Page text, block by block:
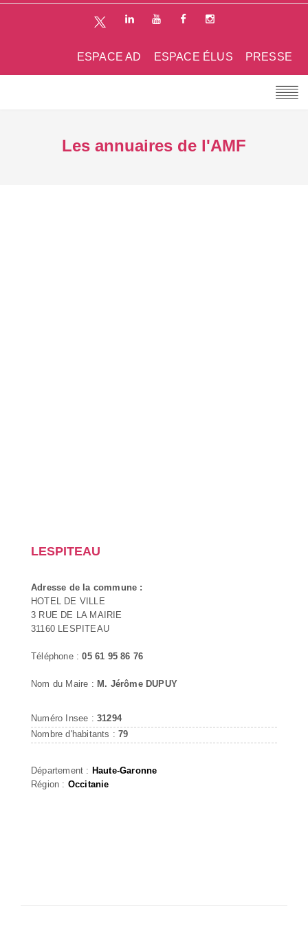
PRESSE
ESPACE ÉLUS
ESPACE AD
Les annuaires de l'AMF
LESPITEAU
Adresse de la commune :
HOTEL DE VILLE
3 RUE DE LA MAIRIE
31160 LESPITEAU
Téléphone :05 61 95 86 76
Nom du Maire : M. Jérôme DUPUY
Numéro Insee : 31294
Nombre d'habitants :79
Département : Haute-Garonne
Région : Occitanie